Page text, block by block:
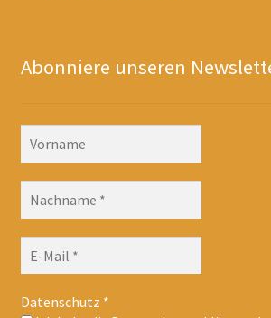
Abonniere unseren
Datenschutz *